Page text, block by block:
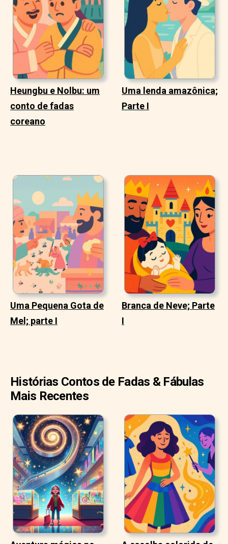
Heungbu e Nolbu: um
conto de fadas
coreano
Uma lenda amazônica;
Parte I
Uma Pequena Gota de
Mel; parte I
Branca de Neve; Parte
I
Histórias Contos de Fadas & Fábulas
Mais Recentes